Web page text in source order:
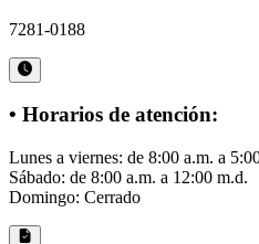
7281-0188
• Horarios de atención:
Lunes a viernes: de 8:00 a.m. a
Sábado: de 8:00 a.m. a 12:00 m.d.
Domingo: Cerrado